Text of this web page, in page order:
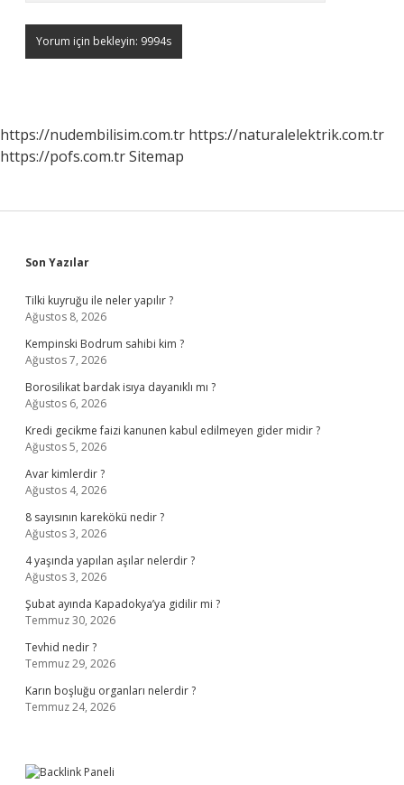
https://nudembilisim.com.tr https://naturalelektrik.com.tr
https://pofs.com.trSitemap
Sidebar
Son Yazılar
Tilki kuyruğu ile neler yapılır ?
Ağustos 8, 2026
Kempinski Bodrum sahibi kim ?
Ağustos 7, 2026
Borosilikat bardak isıya dayanıklı mı ?
Ağustos 6, 2026
Kredi gecikme faizi kanunen kabul edilmeyen gider midir ?
Ağustos 5, 2026
Avar kimlerdir ?
Ağustos 4, 2026
8 sayısının karekökü nedir ?
Ağustos 3, 2026
4 yaşında yapılan aşılar nelerdir ?
Ağustos 3, 2026
Şubat ayında Kapadokya’ya gidilir mi ?
Temmuz 30, 2026
Tevhid nedir ?
Temmuz 29, 2026
Karın boşluğu organları nelerdir ?
Temmuz 24, 2026